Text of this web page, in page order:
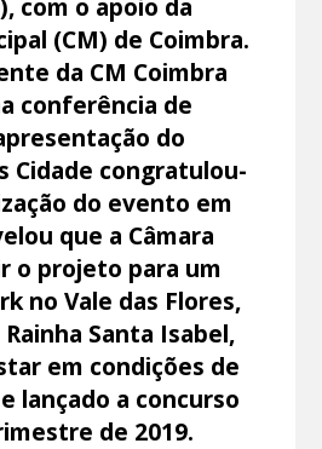
(CM) de Coimbra.
da CM Coimbra
conferência de
do
Cidade congratulou-
do evento em
que a Câmara
o projeto para um
no Vale das Flores,
Santa Isabel,
em condições de
lançado a concurso
de 2019.